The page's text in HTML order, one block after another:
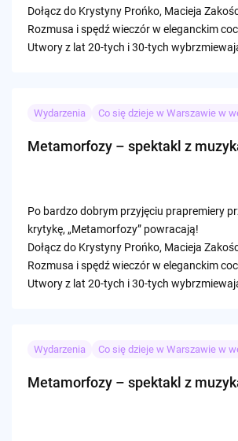
Dołącz do Krystyny Prońko, Macieja
Rozmusa i spędź wieczór w eleganckim
Utwory z lat 20-tych i 30-tych
Wydarzenia Co się dzieje w Warszawie w
Metamorfozy – spektakl z
Po bardzo dobrym przyjęciu prapremiery
krytykę, „Metamorfozy” powracają!
Dołącz do Krystyny Prońko, Macieja
Rozmusa i spędź wieczór w eleganckim
Utwory z lat 20-tych i 30-tych
Wydarzenia Co się dzieje w Warszawie w
Metamorfozy – spektakl z